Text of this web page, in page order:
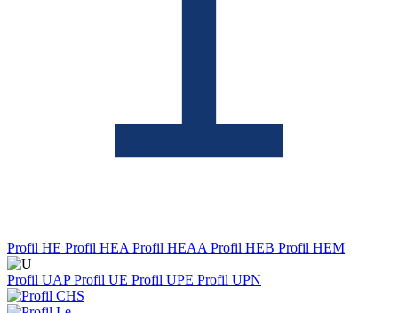
Profil HE Profil HEA Profil HEAA Profil HEB Profil HEM
Profil UAPProfil UE Profil UPE Profil UPN